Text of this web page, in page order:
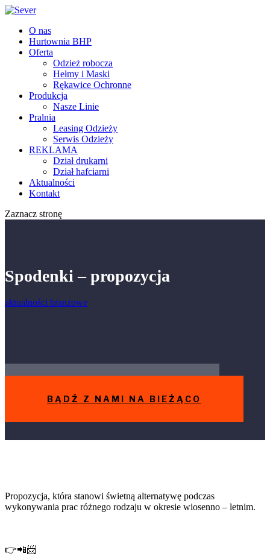
O nas
Hurtownia BHP
Oferta
Odzież robocza
Hełmy i Maski
Rękawice Ochronne
Produkcja
Nasze Linie
Pralnia
Leasing Odzieży
Serwis Odzieży
REKLAMA
Dział drukarni
Dział hafciarni
Aktualności
Kontakt
Zaznacz stronę
Spodenki – propozycja
aktualności branżowe
BĄDŹ Z NAMI NA BIEŻĄCO
Propozycja, która stanowi świetną alternatywę podczas
wykonywania prac różnego rodzaju w okresie wiosenno – letnim.
👉📲📨